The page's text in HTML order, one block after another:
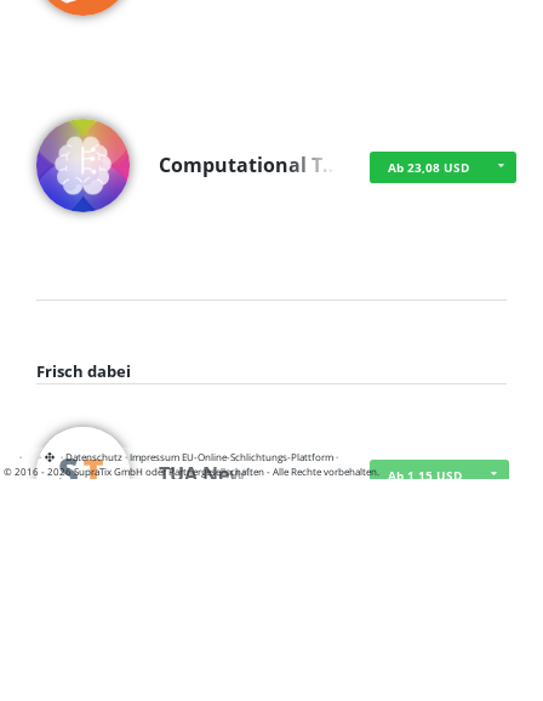
Computational T… Ab 23,08 USD
Frisch dabei
TUA News Ab 1,15 USD
· · ·Datenschutz·Impressum EU-Online-Schlichtungs-Plattform·
© 2016 - 2026 SupraTix GmbH oder Partnergesellschaften - Alle Rechte vorbehalten.